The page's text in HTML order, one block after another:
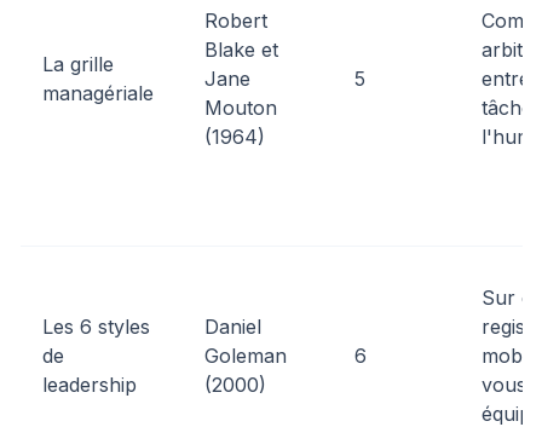
La grille
managériale
Robert
Blake et
Jane
Mouton
(1964)
5
entre
tâche
Les 6 styles
de
leadership
Daniel
Goleman
(2000)
6
Sur
vous